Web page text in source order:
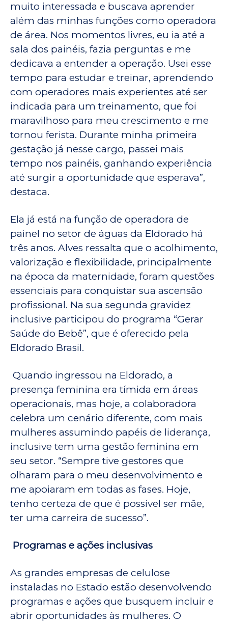
muito interessada e buscava aprender
além das minhas funções como operadora
de área. Nos momentos livres, eu ia até a
sala dos painéis, fazia perguntas e me
dedicava a entender a operação. Usei esse
tempo para estudar e treinar, aprendendo
com operadores mais experientes até ser
indicada para um treinamento, que foi
maravilhoso para meu crescimento e me
tornou ferista. Durante minha primeira
gestação já nesse cargo, passei mais
tempo nos painéis, ganhando experiência
até surgir a oportunidade que esperava”,
destaca.
Ela já está na função de operadora de
painel no setor de águas da Eldorado há
três anos. Alves ressalta que o acolhimento,
valorização e flexibilidade, principalmente
na época da maternidade, foram questões
essenciais para conquistar sua ascensão
profissional. Na sua segunda gravidez
inclusive participou do programa “Gerar
Saúde do Bebê”, que é oferecido pela
Eldorado Brasil.
Quando ingressou na Eldorado, a
presença feminina era tímida em áreas
operacionais, mas hoje, a colaboradora
celebra um cenário diferente, com mais
mulheres assumindo papéis de liderança,
inclusive tem uma gestão feminina em
seu setor. “Sempre tive gestores que
olharam para o meu desenvolvimento e
me apoiaram em todas as fases. Hoje,
tenho certeza de que é possível ser mãe,
ter uma carreira de sucesso”.
Programas e ações inclusivas
As grandes empresas de celulose
instaladas no Estado estão desenvolvendo
programas e ações que busquem incluir e
abrir oportunidades às mulheres. O